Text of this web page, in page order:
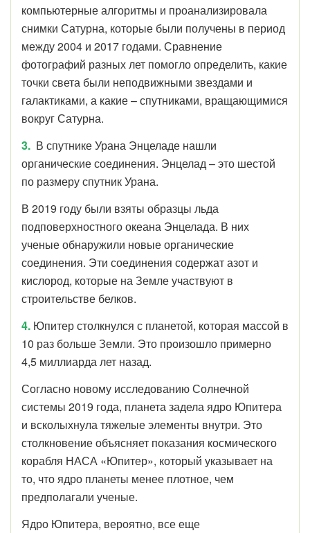
компьютерные алгоритмы и проанализировала
снимки Сатурна, которые были получены в период
между 2004 и 2017 годами. Сравнение
фотографий разных лет помогло определить, какие
точки света были неподвижными звездами и
галактиками, а какие – спутниками, вращающимися
вокруг Сатурна.
3. В спутнике Урана Энцеладе нашли
органические соединения. Энцелад – это шестой
по размеру спутник Урана.
В 2019 году были взяты образцы льда
подповерхностного океана Энцелада. В них
ученые обнаружили новые органические
соединения. Эти соединения содержат азот и
кислород, которые на Земле участвуют в
строительстве белков.
4. Юпитер столкнулся с планетой, которая массой в
10 раз больше Земли. Это произошло примерно
4,5 миллиарда лет назад.
Согласно новому исследованию Солнечной
системы 2019 года, планета задела ядро Юпитера
и всколыхнула тяжелые элементы внутри. Это
столкновение объясняет показания космического
корабля НАСА «Юпитер», который указывает на
то, что ядро планеты менее плотное, чем
предполагали ученые.
Ядро Юпитера, вероятно, все еще